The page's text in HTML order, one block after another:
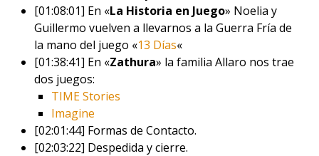
[01:08:01] En «La Historia en Juego» Noelia y
Guillermo vuelven a llevarnos a la Guerra Fría de
la mano del juego «13 Días«
[01:38:41] En «Zathura» la familia Allaro nos trae
dos juegos:
TIME Stories
Imagine
[02:01:44] Formas de Contacto.
[02:03:22] Despedida y cierre.